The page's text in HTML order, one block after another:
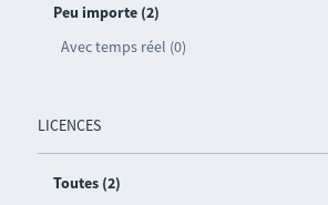
Peu importe (2)
Avec temps réel (0)
LICENCES
Toutes (2)